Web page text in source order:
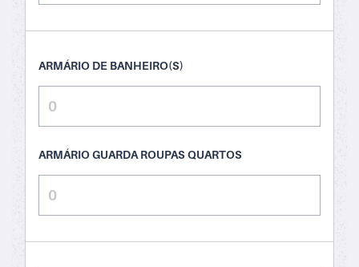
ARMÁRIO DE BANHEIRO(S)
ARMÁRIO GUARDA ROUPAS QUARTOS